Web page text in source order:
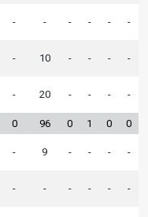
- - - - - -
- 10 - - - -
- 20 - - - -
0 96 0 1 0 0
- 9 - - - -
- - - - - -